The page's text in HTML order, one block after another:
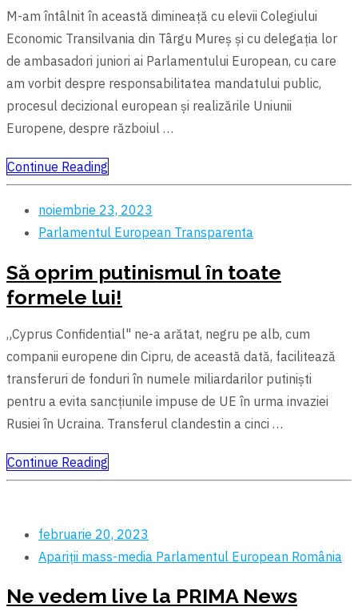
M-am întâlnit în această dimineață cu elevii Colegiului
Economic Transilvania din Târgu Mureș și cu delegația lor
de ambasadori juniori ai Parlamentului European, cu care
am vorbit despre responsabilitatea mandatului public,
procesul decizional european și realizările Uniunii
Europene, despre războiul …
Continue Reading
noiembrie 23, 2023
Parlamentul European Transparenta
Să oprim putinismul în toate
formele lui!
„Cyprus Confidential" ne-a arătat, negru pe alb, cum
companii europene din Cipru, de această dată, facilitează
transferuri de fonduri în numele miliardarilor putiniști
pentru a evita sancțiunile impuse de UE în urma invaziei
Rusiei în Ucraina. Transferul clandestin a cinci …
Continue Reading
februarie 20, 2023
Apariții mass-media Parlamentul European România
Ne vedem live la PRIMA News